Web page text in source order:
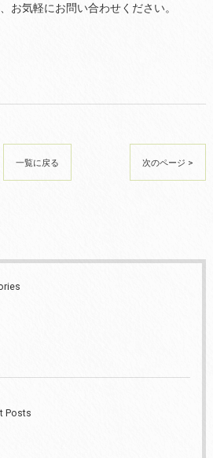
お気軽にお問い合わせください。
一覧に戻る 次のページ >
Posts